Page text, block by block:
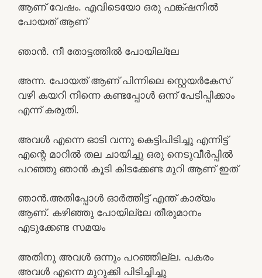
ആണ് വേഷം. എവിടെയോ ഒരു ഫങ്ക്ഷനിൽ
പോയത് ആണ്
ഞാൻ. നീ തോട്ടത്തിൽ പോയില്ലേ
അന്ന. പോയത് ആണ് പിന്നിലെ സ്റ്റെയർകേസ്
വഴി കയറി നിന്നെ കണ്ടപ്പോൾ ഒന്ന് പേടിപ്പിക്കാം
എന്ന് കരുതി.
അവൾ എന്നെ ഓടി വന്നു കെട്ടിപിടിച്ചു എന്നിട്ട്
എന്റെ മാറിൽ തല ചായിച്ചു ഒരു നെടുവീർപ്പിൽ
പറഞ്ഞു ഞാൻ കൂടി കിടക്കേണ്ട മുറി ആണ് ഇത്
ഞാൻ.അതിപ്പോൾ ഓർത്തിട്ട് എന്ത് കാര്യം
ആണ്. കഴിഞ്ഞു പോയില്ലേ തീരുമാനം
എടുക്കേണ്ട സമയം
അതിനു അവൾ ഒന്നും പറഞ്ഞില്ല. പകരം
അവൾ എന്നെ മുറുക്കി പിടിച്ചിച്ചു